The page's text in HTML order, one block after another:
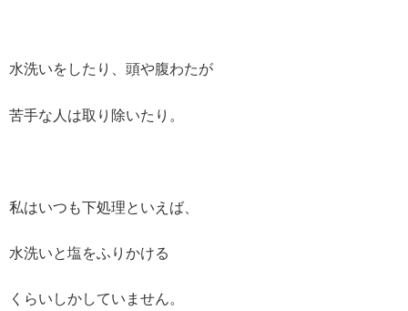
水洗いをしたり、頭や腹わたが
苦手な人は取り除いたり。
私はいつも下処理といえば、
水洗いと塩をふりかける
くらいしかしていません。